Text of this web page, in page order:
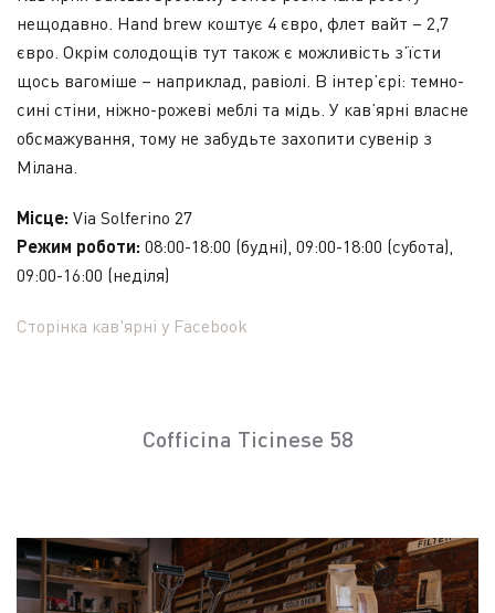
нещодавно. Hand brew коштує 4 євро, флет вайт – 2,7
євро. Окрім солодощів тут також є можливість з’їсти
щось вагоміше – наприклад, равіолі. В інтер’єрі: темно-
сині стіни, ніжно-рожеві меблі та мідь. У кав’ярні власне
обсмажування, тому не забудьте захопити сувенір з
Мілана.
Місце: Via Solferino 27
Режим роботи: 08:00-18:00 (будні), 09:00-18:00 (субота),
09:00-16:00 (неділя)
Сторінка кав'ярні у Facebook
Cofficina Ticinese 58